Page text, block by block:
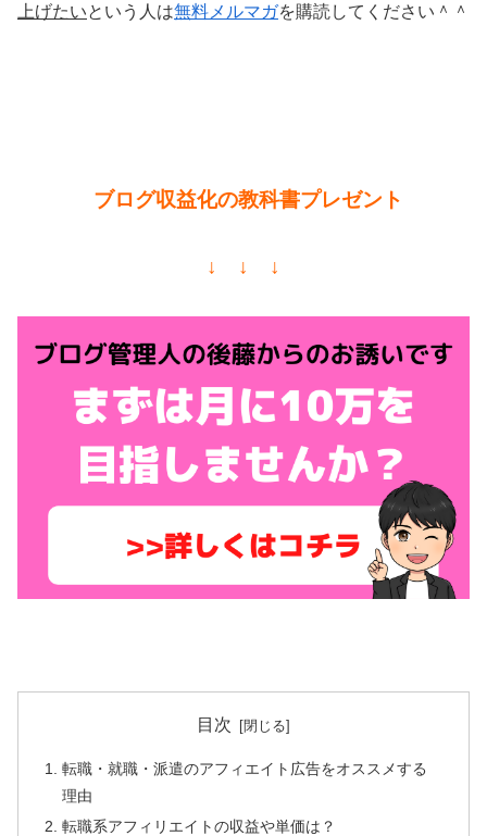
上げたいという人は無料メルマガを購読してください＾＾
ブログ収益化の教科書プレゼント
↓ ↓ ↓
目次
転職・就職・派遣のアフィエイト広告をオススメする
理由
転職系アフィリエイトの収益や単価は？